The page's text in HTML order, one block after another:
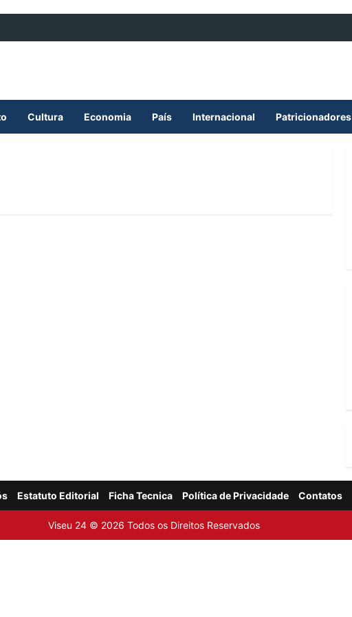
Cultura Economia País Internacional Patricionadores
Estatuto Editorial Ficha Tecnica Política de Privacidade Contatos
Viseu 24 © 2026 Todos os Direitos Reservados